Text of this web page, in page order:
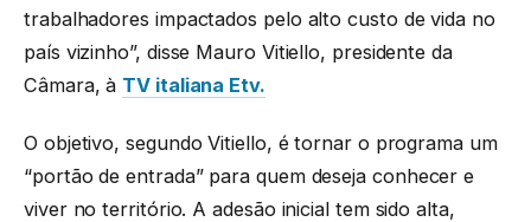
trabalhadores impactados pelo alto custo de vida no
país vizinho”, disse Mauro Vitiello, presidente da
Câmara, à TV italiana Etv.
O objetivo, segundo Vitiello, é tornar o programa um
“portão de entrada” para quem deseja conhecer e
viver no território. A adesão inicial tem sido alta,